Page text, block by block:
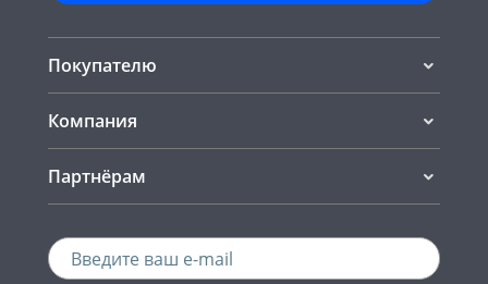
Покупателю
Компания
Партнёрам